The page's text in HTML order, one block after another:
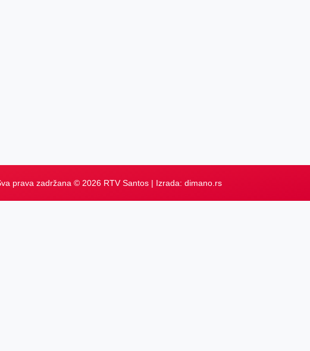
prava zadržana © 2026 RTV Santos | Izrada: dimano.rs